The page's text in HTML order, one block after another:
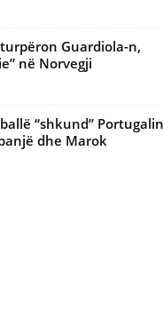
Guardiola-n,
në Norvegji
“shkund”
dhe Marok